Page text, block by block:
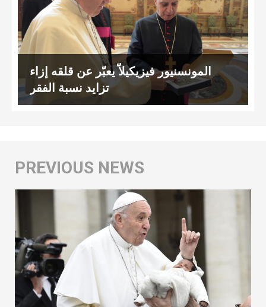
المونسنيور فيزيكيلاّ يعبّر عن قلقه إزاء
تزايد نسبة الفقر